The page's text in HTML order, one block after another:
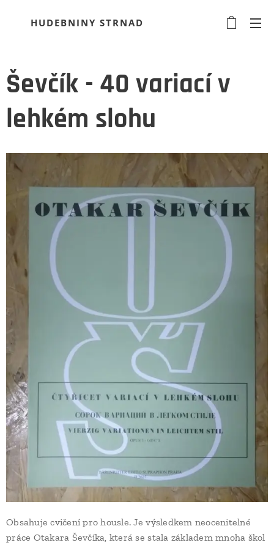
HUDEBNINY STRNAD
Ševčík - 40 variací v
lehkém slohu
Obsahuje cvičení pro housle. Je výsledkem neocenitelné
práce Otakara Ševčíka, která se stala základem mnoha škol